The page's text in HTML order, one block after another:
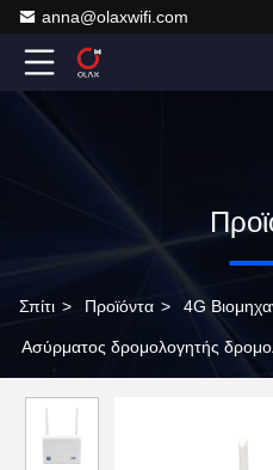
anna@olaxwifi.com
Σπίτι > Προϊόντα > 4G
Ασύρματος δρομολογητής